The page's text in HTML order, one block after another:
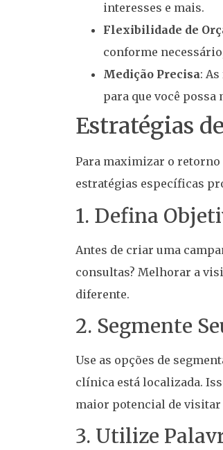
interesses e mais.
Flexibilidade de
conforme
Medição Precisa:
para que você
Estratégias
Para maximizar o retorno
estratégias específicas
1. Defina
Antes de criar uma
consultas? Melhorar a
diferente.
2. Segmente
Use as opções de
clínica está localizada.
maior potencial de visitar
3. Utilize